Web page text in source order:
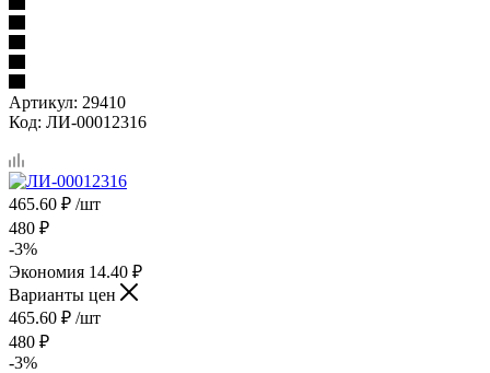
Артикул: 29410
Код: ЛИ-00012316
465.60 ₽ /шт
480 ₽
-3%
Экономия 14.40 ₽
Варианты цен
465.60 ₽ /шт
480 ₽
-3%